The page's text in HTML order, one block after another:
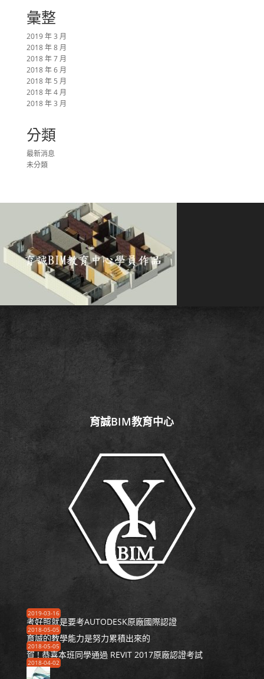
彙整
2019 年 3 月
2018 年 8 月
2018 年 7 月
2018 年 6 月
2018 年 5 月
2018 年 4 月
2018 年 3 月
分類
最新消息
未分類
育誠BIM教育中心
2019-03-16
考好照就是要考AUTODESK原廠國際認證
2018-05-05
育誠的教學能力是努力累積出來的
2018-05-05
賀 ! 恭喜本班同學通過 REVIT 2017原廠認證考試
2018-04-02